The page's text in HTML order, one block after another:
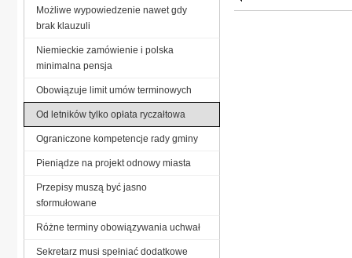
Możliwe wypowiedzenie nawet gdy
brak klauzuli
Niemieckie zamówienie i polska
minimalna pensja
Obowiązuje limit umów terminowych
Od letników tylko opłata ryczałtowa
Ograniczone kompetencje rady gminy
Pieniądze na projekt odnowy miasta
Przepisy muszą być jasno
sformułowane
Różne terminy obowiązywania uchwał
Sekretarz musi spełniać dodatkowe